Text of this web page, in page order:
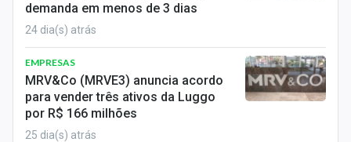
demanda em menos de 3 dias
24 dia(s) atrás
EMPRESAS
MRV&Co (MRVE3) anuncia acordo
para vender três ativos da Luggo
por R$ 166 milhões
25 dia(s) atrás